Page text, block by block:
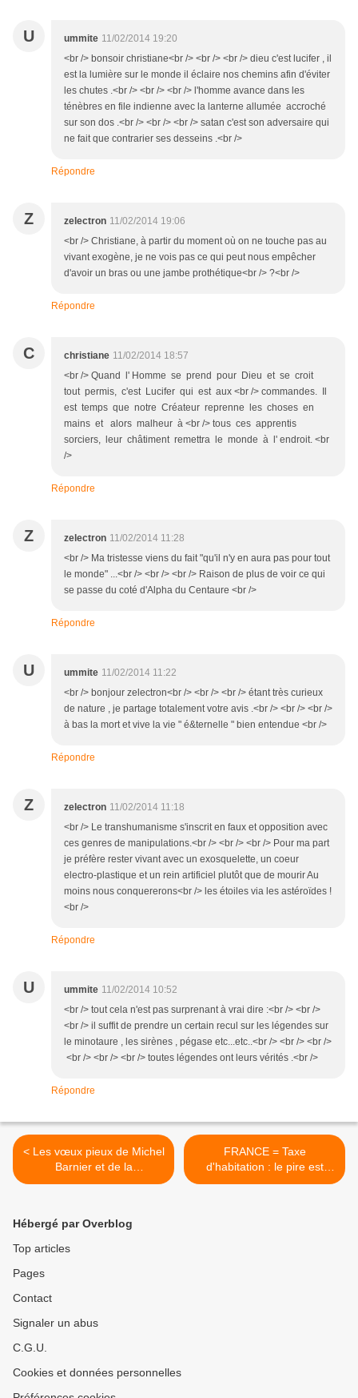
U ummite 11/02/2014 19:20
<br /> bonsoir christiane<br /> <br /> <br /> dieu c'est lucifer , il
est la lumière sur le monde il éclaire nos chemins afin d'éviter
les chutes .<br /> <br /> <br /> l'homme avance dans les
ténèbres en file indienne avec la lanterne allumée accroché
sur son dos .<br /> <br /> <br /> satan c'est son adversaire qui
ne fait que contrarier ses desseins .<br />
Répondre
Z zelectron 11/02/2014 19:06
<br /> Christiane, à partir du moment où on ne touche pas au
vivant exogène, je ne vois pas ce qui peut nous empêcher
d'avoir un bras ou une jambe prothétique<br /> ?<br />
Répondre
C christiane 11/02/2014 18:57
<br /> Quand l' Homme se prend pour Dieu et se croit
tout permis, c'est Lucifer qui est aux <br /> commandes. Il
est temps que notre Créateur reprenne les choses en
mains et alors malheur à <br /> tous ces apprentis
sorciers, leur châtiment remettra le monde à l' endroit. <br
/>
Répondre
Z zelectron 11/02/2014 11:28
<br /> Ma tristesse viens du fait "qu'il n'y en aura pas pour tout
le monde" ...<br /> <br /> <br /> Raison de plus de voir ce qui
se passe du coté d'Alpha du Centaure <br />
Répondre
U ummite 11/02/2014 11:22
<br /> bonjour zelectron<br /> <br /> <br /> étant très curieux
de nature , je partage totalement votre avis .<br /> <br /> <br />
à bas la mort et vive la vie " é&ternelle " bien entendue <br />
Répondre
Z zelectron 11/02/2014 11:18
<br /> Le transhumanisme s'inscrit en faux et opposition avec
ces genres de manipulations.<br /> <br /> <br /> Pour ma part
je préfère rester vivant avec un exosquelette, un coeur
electro-plastique et un rein artificiel plutôt que de mourir Au
moins nous conquererons<br /> les étoiles via les astéroïdes !
<br />
Répondre
U ummite 11/02/2014 10:52
<br /> tout cela n'est pas surprenant à vrai dire :<br /> <br />
<br /> il suffit de prendre un certain recul sur les légendes sur
le minotaure , les sirènes , pégase etc...etc..<br /> <br /> <br />
<br /> <br /> <br /> toutes légendes ont leurs vérités .<br />
Répondre
< Les vœux pieux de Michel
Barnier et de la
Commission européenne à
FRANCE = Taxe
d'habitation : le pire est
encore à venir >
Hébergé par Overblog
Top articles
Pages
Contact
Signaler un abus
C.G.U.
Cookies et données personnelles